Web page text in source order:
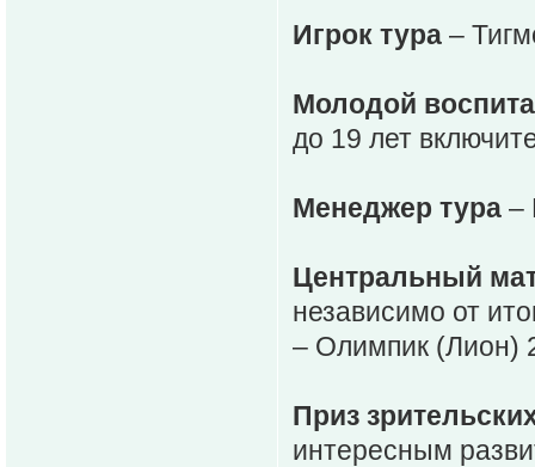
Игрок тура –
Молодой
до 19 лет
Менеджер тура –
Центральный
независимо от
– Олимпик (Лион)
Приз
интересным